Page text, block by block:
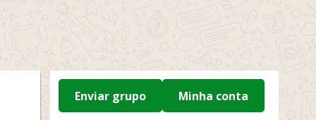
Enviar grupo Minha conta